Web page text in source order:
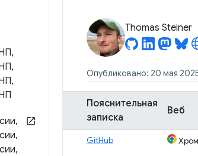
,
,
,
,
,
,
Thomas Steiner
Опубликовано: 20 мая
Пояснительная
записка
Веб
GitHub